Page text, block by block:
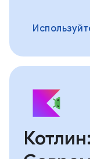
Котлин: